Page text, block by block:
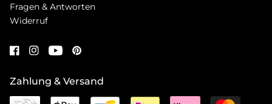
Fragen & Antworten
Widerruf
Zahlung & Versand